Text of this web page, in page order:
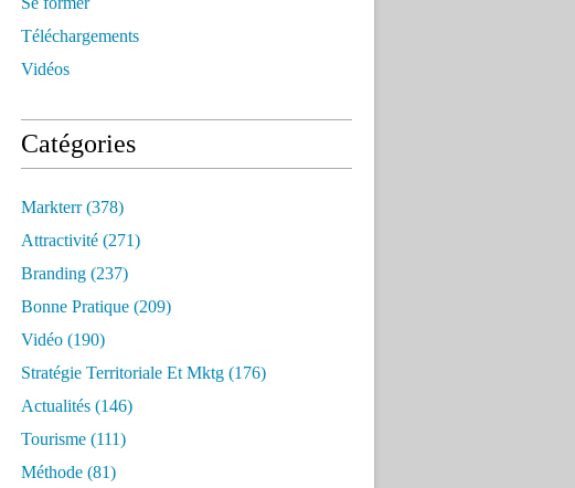
Téléchargements
Vidéos
Catégories
Markterr(378)
Attractivité (271)
Branding (237)
Bonne Pratique (209)
Vidéo (190)
Stratégie Territoriale Et Mktg (176)
Actualités (146)
Tourisme (111)
Méthode (81)